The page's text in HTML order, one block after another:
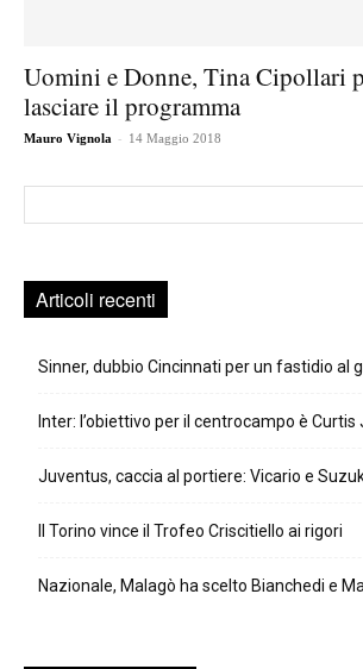
Uomini e Donne, Tina Cipollari
lasciare il programma
Mauro Vignola - 14 Maggio 2018
Articoli recenti
Sinner, dubbio Cincinnati per un fastidio al
Inter: l’obiettivo per il centrocampo è Curtis
Juventus, caccia al portiere: Vicario e
Il Torino vince il Trofeo Criscitiello ai rigori
Nazionale, Malagò ha scelto Bianchedi e